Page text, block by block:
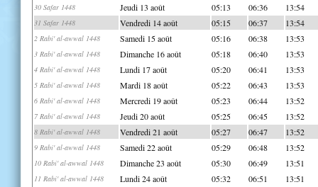
30 Safar 1448 Jeudi 13 août 05:13 06:36 13:54
31 Safar 1448 Vendredi 14 août 05:15 06:37 13:54
2 Rabi' al-awwal 1448 Samedi 15 août 05:16 06:38 13:53
3 Rabi' al-awwal 1448 Dimanche 16 août 05:18 06:40 13:53
4 Rabi' al-awwal 1448 Lundi 17 août 05:20 06:41 13:53
5 Rabi' al-awwal 1448 Mardi 18 août 05:22 06:43 13:53
6 Rabi' al-awwal 1448 Mercredi 19 août 05:23 06:44 13:52
7 Rabi' al-awwal 1448 Jeudi 20 août 05:25 06:45 13:52
8 Rabi' al-awwal 1448 Vendredi 21 août 05:27 06:47 13:52
9 Rabi' al-awwal 1448 Samedi 22 août 05:29 06:48 13:52
10 Rabi' al-awwal 1448 Dimanche 23 août 05:30 06:49 13:51
11 Rabi' al-awwal 1448 Lundi 24 août 05:32 06:51 13:51